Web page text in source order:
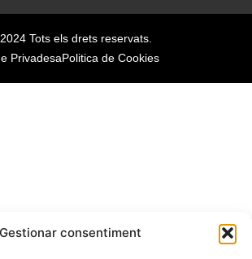
Gestionar consentiment
Tots els drets reservats.
PrivadesaPolitica de Cookies